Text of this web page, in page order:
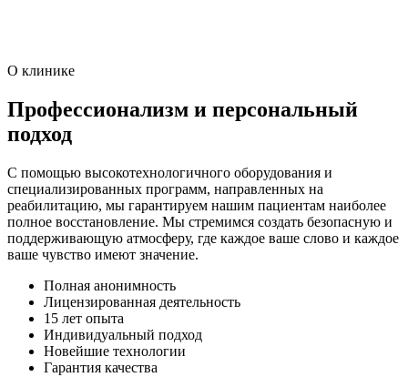
О клинике
Профессионализм и персональный
подход
С помощью высокотехнологичного оборудования и
специализированных программ, направленных на
реабилитацию, мы гарантируем нашим пациентам наиболее
полное восстановление. Мы стремимся создать безопасную и
поддерживающую атмосферу, где каждое ваше слово и каждое
ваше чувство имеют значение.
Полная анонимность
Лицензированная деятельность
15 лет опыта
Индивидуальный подход
Новейшие технологии
Гарантия качества